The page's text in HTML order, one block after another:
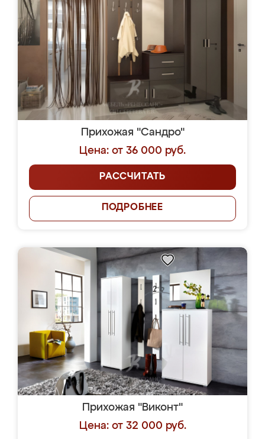
Прихожая "Сандро"
Цена: от 36 000 руб.
РАССЧИТАТЬ
ПОДРОБНЕЕ
Прихожая "Виконт"
Цена: от 32 000 руб.